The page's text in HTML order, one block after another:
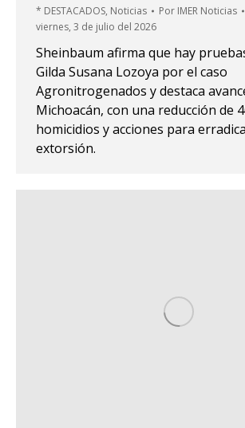
* DESTACADOS, Noticias Por IMER Noticias
viernes, 3 de julio del 2026
Sheinbaum afirma que hay
Gilda Susana Lozoya por el caso
Agronitrogenados y destaca
Michoacán, con una reducción de
homicidios y acciones para
extorsión.